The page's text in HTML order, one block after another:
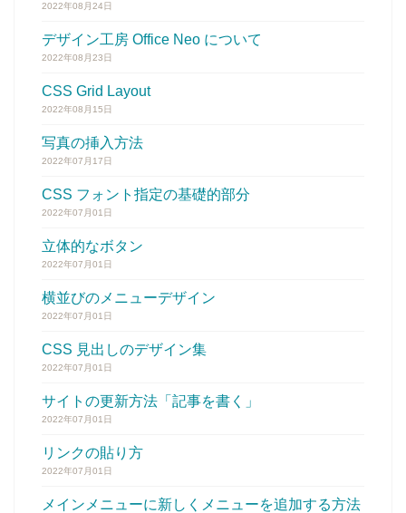
2022年08月24日
デザイン工房 Office Neo について
2022年08月23日
CSS Grid Layout
2022年08月15日
写真の挿入方法
2022年07月17日
CSS フォント指定の基礎的部分
2022年07月01日
立体的なボタン
2022年07月01日
横並びのメニューデザイン
2022年07月01日
CSS 見出しのデザイン集
2022年07月01日
サイトの更新方法「記事を書く」
2022年07月01日
リンクの貼り方
2022年07月01日
メインメニューに新しくメニューを追加する方法